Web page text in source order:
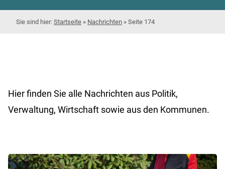
Startseite » Nachrichten » Seite 174
Hier finden Sie alle Nachrichten aus Politik,
Verwaltung, Wirtschaft sowie aus den Kommunen.